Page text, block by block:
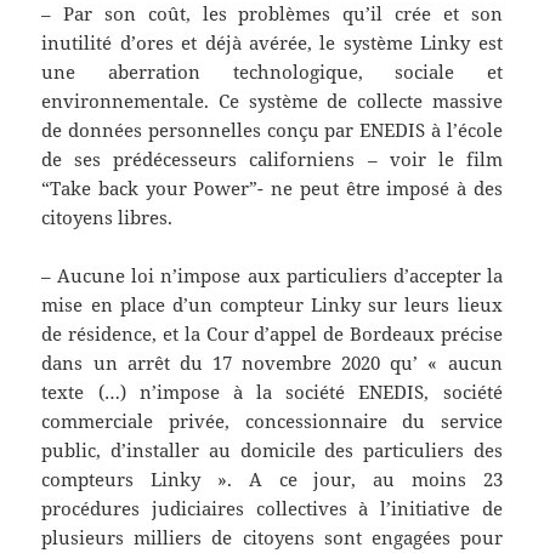
– Par son coût, les problèmes qu’il crée et son
inutilité d’ores et déjà avérée, le système Linky est
une aberration technologique, sociale et
environnementale. Ce système de collecte massive
de données personnelles conçu par ENEDIS à l’école
de ses prédécesseurs californiens – voir le film
“Take back your Power”- ne peut être imposé à des
citoyens libres.
– Aucune loi n’impose aux particuliers d’accepter la
mise en place d’un compteur Linky sur leurs lieux
de résidence, et la Cour d’appel de Bordeaux précise
dans un arrêt du 17 novembre 2020 qu’ « aucun
texte (…) n’impose à la société ENEDIS, société
commerciale privée, concessionnaire du service
public, d’installer au domicile des particuliers des
compteurs Linky ». A ce jour, au moins 23
procédures judiciaires collectives à l’initiative de
plusieurs milliers de citoyens sont engagées pour